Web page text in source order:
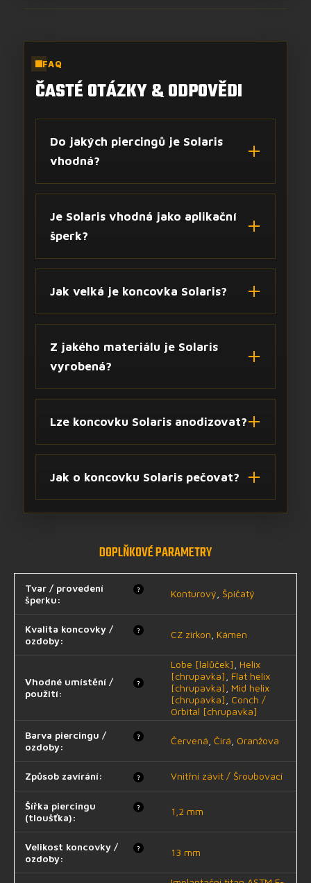
FAQ
ČASTÉ OTÁZKY & ODPOVĚDI
Do jakých piercingů je Solaris
vhodná?
Je Solaris vhodná jako aplikační
šperk?
Jak velká je koncovka Solaris?
Z jakého materiálu je Solaris
vyrobená?
Lze koncovku Solaris anodizovat?
Jak o koncovku Solaris pečovat?
DOPLŇKOVÉ PARAMETRY
?
Tvar / provedení
šperku:
Konturový Špičatý
?
Kvalita koncovky /
ozdoby:
CZ zirkon Kámen
?
Vhodné umístění /
použití:
Lobe [lalůček]
Helix
[chrupavka]
Flat helix
[chrupavka]
Mid helix
[chrupavka]
Conch /
Orbital [chrupavka]
?
Barva piercingu /
ozdoby:
Červená Čirá Oranžova
?
Způsob zavírání: Vnitřní závit / Šroubovací
?
Šířka piercingu
(tloušťka):
1,2 mm
?
Velikost koncovky /
ozdoby:
13 mm